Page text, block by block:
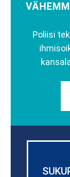
Poliisi